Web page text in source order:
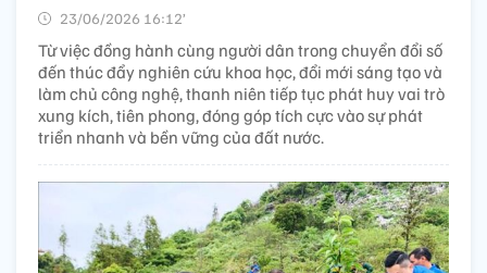
23/06/2026 16:12’
Từ việc đồng hành cùng người dân trong chuyển đổi số
đến thúc đẩy nghiên cứu khoa học, đổi mới sáng tạo và
làm chủ công nghệ, thanh niên tiếp tục phát huy vai trò
xung kích, tiên phong, đóng góp tích cực vào sự phát
triển nhanh và bền vững của đất nước.